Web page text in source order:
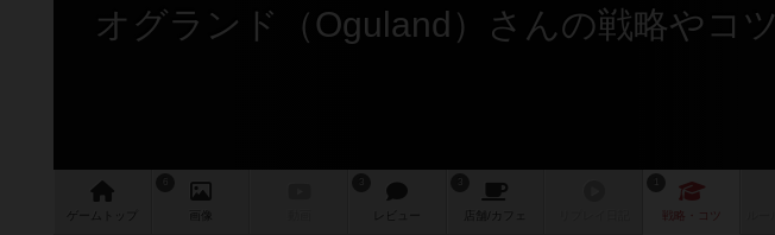
オグランド（Oguland）さんの戦略やコツ
ゲーム 画像 レビュー 店舗/ カフェ 戦略 ・コツ